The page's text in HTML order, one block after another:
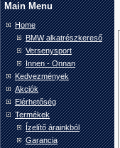
Main Menu
Home
BMW alkatrészkereső
Versenysport
Innen - Onnan
Kedvezmények
Akciók
Elérhetőség
Termékek
Ízelítő árainkból
Garancia